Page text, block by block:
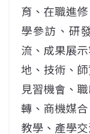
育、在職進
學參訪、研
流、成果展
地、技術、
見習機會、
轉、商機媒
教學、產學